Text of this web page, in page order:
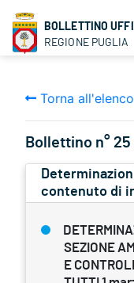
BOLLETTINO
REGIONE PUGLIA
Torna
Bollettino n°
contenuto di
SEZIONE
E